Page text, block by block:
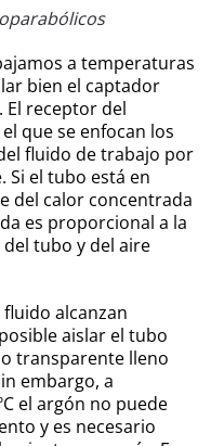
a temperaturas
bien el captador
El receptor del
que se enfocan los
fluido de trabajo por
Si el tubo está en
del calor concentrada
es proporcional a la
tubo y del aire
alcanzan
aislar el tubo
transparente lleno
embargo, a
el argón no puede
y es necesario